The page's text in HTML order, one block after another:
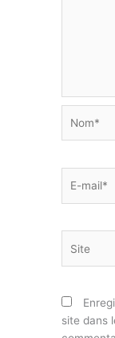
mail*
site dans